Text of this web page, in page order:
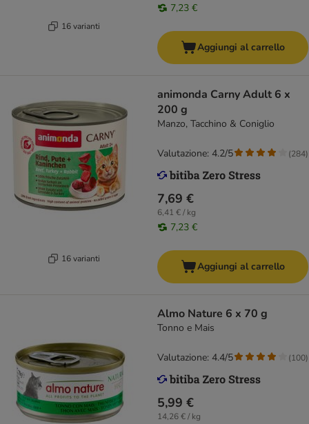
16 varianti
7,23 €
Aggiungi al carrello
16 varianti
animonda Carny Adult 6 x
200 g
Manzo, Tacchino & Coniglio
7,69 €
6,41 € / kg
7,23 €
Valutazione: 4.2/5 (284)
Aggiungi al carrello
Almo Nature 6 x 70 g
Tonno e Mais
5,99 €
14,26 € / kg
Valutazione: 4.4/5 (100)